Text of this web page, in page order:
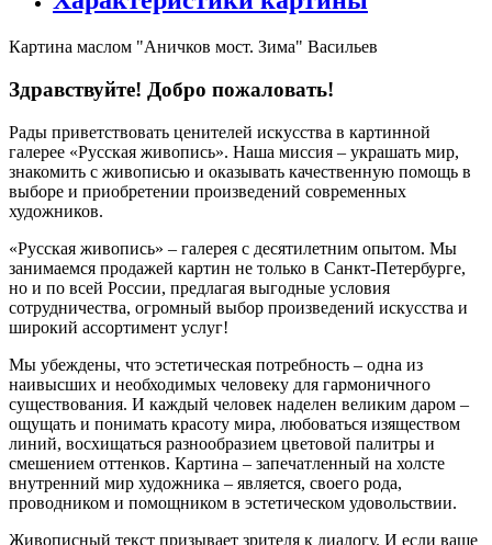
Картина маслом "Аничков мост. Зима" Васильев
Здравствуйте! Добро пожаловать!
Рады приветствовать ценителей искусства в картинной
галерее «Русская живопись». Наша миссия – украшать мир,
знакомить с живописью и оказывать качественную помощь в
выборе и приобретении произведений современных
художников.
«Русская живопись» – галерея c десятилетним опытом. Мы
занимаемся продажей картин не только в Санкт-Петербурге,
но и по всей России, предлагая выгодные условия
сотрудничества, огромный выбор произведений искусства и
широкий ассортимент услуг!
Мы убеждены, что эстетическая потребность – одна из
наивысших и необходимых человеку для гармоничного
существования. И каждый человек наделен великим даром –
ощущать и понимать красоту мира, любоваться изяществом
линий, восхищаться разнообразием цветовой палитры и
смешением оттенков. Картина – запечатленный на холсте
внутренний мир художника – является, своего рода,
проводником и помощником в эстетическом удовольствии.
Живописный текст призывает зрителя к диалогу. И если ваше